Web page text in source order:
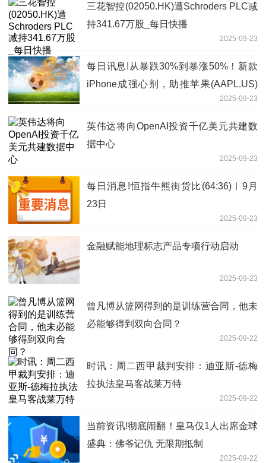
三花智控(02050.HK)遭Schroders PLC减
持341.67万股_每日快播
2025-09-23
每日讯息!从暴跌30%到暴涨50%！新款
iPhone成强心剂，助推苹果(AAPL.US)
2025-09-23
英伟达将向OpenAI投资千亿美元共建数
据中心
2025-09-23
每日消息!恒指牛熊街货比(64:36)︱9月
23日
2025-09-23
金融赋能地理标志产品专项行动启动
2025-09-23
曾凡博从篮网得到的是训练营合同，他未
必能够得到双向合同？
2025-09-22
时讯：周二西甲裁判安排：迪亚斯-德梅
拉执法皇马客战莱万特
2025-09-22
当前资讯!彻底闹翻！皇马仅1人出席金球
盛典：佛爷记仇 无限期抵制
2025-09-22